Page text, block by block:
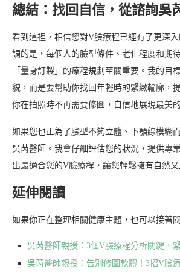
總結：找回自信，從諮詢吳
看到這裡，相信您對V臉療程已經有了更深
調的是，每個人的臉型條件、老化程度和期
「量身訂製」的療程規劃至關重要。我的目
貌，而是要幫助你找回年輕時的緊緻輪廓，
你在拍照時不再需要修圖，自信地展現最美
如果您也正為了臉型不夠立體、下顎線模糊
吳芮醫師。我會仔細評估您的狀況，提供專
出最適合您的V臉療程，讓您輕鬆擁有自然又
延伸閱讀
如果你正在整理相關健康主題，也可以接著
吳芮醫師親授：3個V臉療程分析關鍵，
吳芮醫師親授：告別修圖軟體！3招V臉